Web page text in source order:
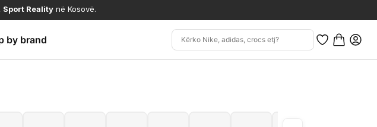
Sport Reality në Kosovë.
by brand